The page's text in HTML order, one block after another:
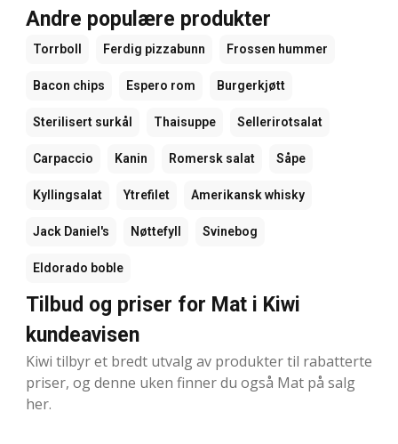
Andre populære produkter
Torrboll Ferdig pizzabunn Frossen hummer
Bacon chips Espero rom Burgerkjøtt
Sterilisert surkål Thaisuppe Sellerirotsalat
Carpaccio Kanin Romersk salat Såpe
Kyllingsalat Ytrefilet Amerikansk whisky
Jack Daniel's Nøttefyll Svinebog
Eldorado boble
Tilbud og priser for Mat i Kiwi
kundeavisen
Kiwi tilbyr et bredt utvalg av produkter til rabatterte
priser, og denne uken finner du også Mat på salg
her.